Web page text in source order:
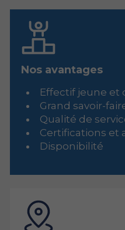
Nos avantages
Effectif jeune et
Grand savoir-
Qualité de
Certifications et
Disponibilité